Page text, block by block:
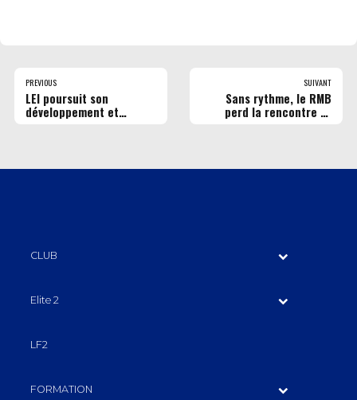
PREVIOUS
LEI poursuit son
développement et
SUIVANT
Sans rythme, le RMB
perd la rencontre et
CLUB
Elite 2
LF2
FORMATION